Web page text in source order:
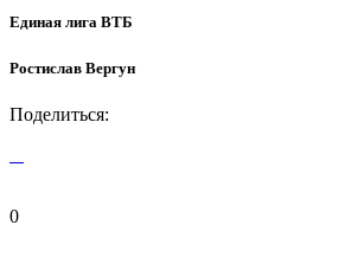
Единая лига ВТБ
Ростислав Вергун
Поделиться:
0